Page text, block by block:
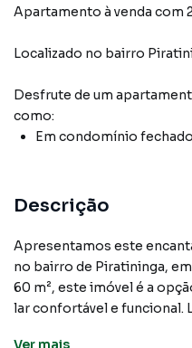
Apartamento à venda com
Localizado no bairro
Desfrute de um
como:
Em condomínio fechado
Descrição
Apresentamos este
no bairro de Piratininga,
60 m², este imóvel é a
lar confortável e funcional.
Ver mais